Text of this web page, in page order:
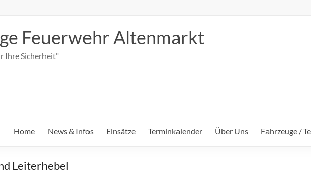
Feuerwehr Altenmarkt
Ihre Sicherheit"
Home News & Infos Einsätze Terminkalender Über Uns Fahrzeuge /
Leiterhebel